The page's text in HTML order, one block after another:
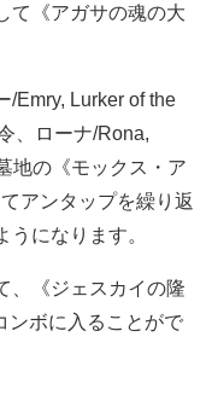
て
《アガサの魂の大
/Emry, Lurker of the
、ローナ/Rona,
地の《モックス・ア
アンタップを繰り返
になります。
、
《ジェスカイの隆
ンボに入ることがで